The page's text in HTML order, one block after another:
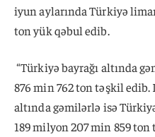
iyun aylarında Türkiyə
ton yük qəbul edib.
“Türkiyə bayrağı altında
876 min 762 ton təşkil
altında gəmilərlə isə
189 milyon 207 min 859 ton